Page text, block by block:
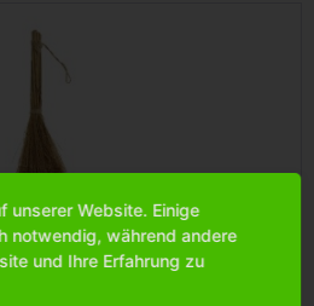
unserer Website. Einige
notwendig, während andere
und Ihre Erfahrung zu